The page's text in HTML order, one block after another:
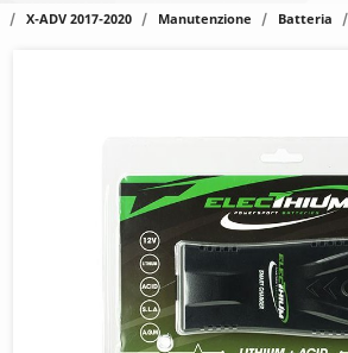
X-ADV 2017-2020 Manutenzione Batteria